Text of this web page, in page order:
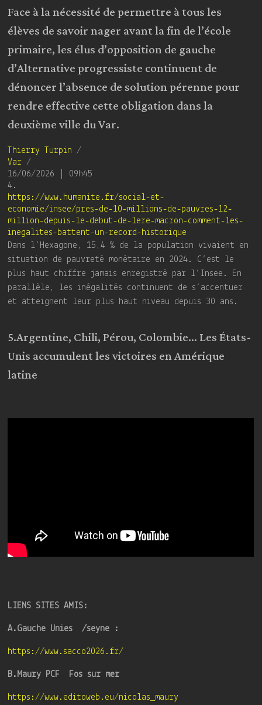
Face à la nécessité de permettre à tous les
élèves de savoir nager avant la fin de l’école
primaire, les élus d’opposition de gauche
d’Alternative progressiste continuent de
dénoncer l’absence de solution pérenne pour
rendre effective cette obligation dans la
deuxième ville du Var.
Thierry Turpin /
Var /
16/06/2026 | 09h45
4.
https://www.humanite.fr/social-et-
economie/insee/pres-de-10-millions-de-pauvres-12-
million-depuis-le-debut-de-lere-macron-comment-les-
inegalites-battent-un-record-historique
Dans l’Hexagone, 15,4 % de la population vivaient en
situation de pauvreté monétaire en 2024. C’est le
plus haut chiffre jamais enregistré par l’Insee. En
parallèle, les inégalités continuent de s’accentuer
et atteignent leur plus haut niveau depuis 30 ans.
5.Argentine, Chili, Pérou, Colombie… Les États-
Unis accumulent les victoires en Amérique
latine
LIENS SITES AMIS:
A.Gauche Unies /seyne :
https://www.sacco2026.fr/
B.Maury PCF Fos sur mer
https://www.editoweb.eu/nicolas_maury